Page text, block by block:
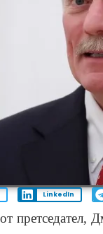
LinkedIn
претседател,